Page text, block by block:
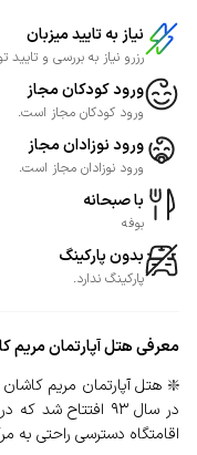
نیاز به تایید میزبان
رزرو نیاز به بررسی و تایید
ورود کودکان مجاز
ورود کودکان مجاز است.
ورود نوزادان مجاز
ورود نوزادان مجاز است.
با صبحانه
بوفه
بدون پارکینگ
پارکینگ ندارد.
معرفیهتل آپارتمان مریم
اقامتگاه دسترسی راحتی به